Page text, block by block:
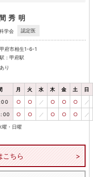
秀明
学会 認定医
府市相生1-6-1
：甲府駅
り
月 火 水 木 金 土 日
○ ○ ／ ○ ○ ○ ／
○ ○ ／ ○ ○ ○ ／
曜・日曜
こちら